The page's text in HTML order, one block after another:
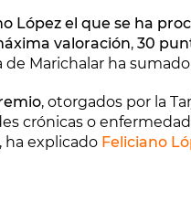
López el que se ha
valoración, 30
de Marichalar ha
, otorgados por la
crónicas o
ha explicado Feliciano